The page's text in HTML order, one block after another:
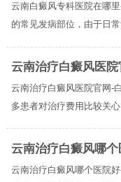
云南白癜风专科医院在哪
的常见发病部位，由于日
云南治疗白癜风医
云南治疗白癜风医院官网-
多患者对治疗费用比较关心
云南治疗白癜风哪
云南治疗白癜风哪个医院